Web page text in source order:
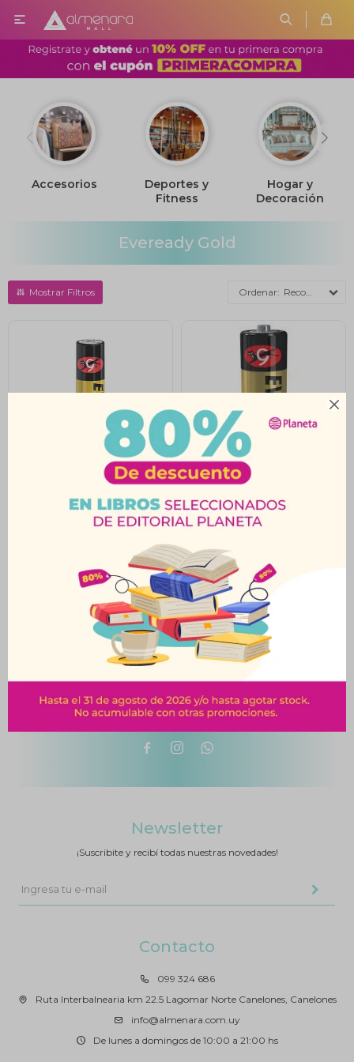


Accesorios
Deportes y
Fitness
Hogar y
Decoración
Eveready Gold
Recomendados
Pilas Alcalinas AAA x2
Eveready Gold
Pilas Alcalinas AA x2
Eveready Gold
  
Contacto
099 324 686
Ruta Interbalnearia km 22.5 Lagomar Norte Canelones, Canelones
info@almenara.com.uy
De lunes a domingos de 10:00 a 21:00 hs
Newsletter
¡Suscribite y recibí todas nuestras novedades!